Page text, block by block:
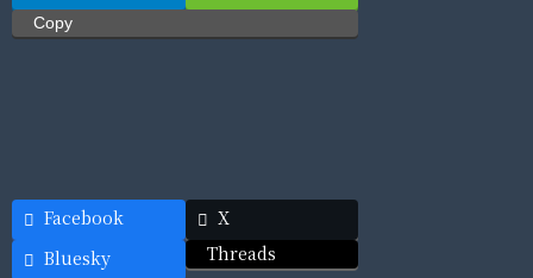
Copy
Facebook
X
Bluesky
Threads